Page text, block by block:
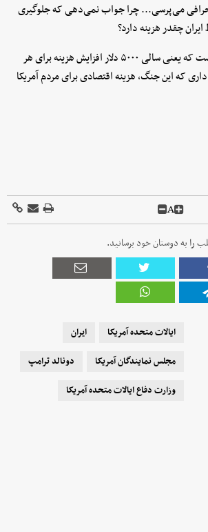
می‌پرسی... چرا جواب نمی‌دهی که جلوگیری
چقدر هزینه دارد؟
روخانا: ۶۳۱ میلیارد دلار است که یعنی سالی ۵۰۰۰ دلار افزایش هزینه برای هر
داری که این جنگ، هزینه اقتصادی برای مردم آمریکا
A
را به دوستان خود برسانید.
ایالات متحده آمریکا
ایران
مجلس نمایندگان آمریکا
دونالد ترامپ
وزارت دفاع ایالات متحده آمریکا